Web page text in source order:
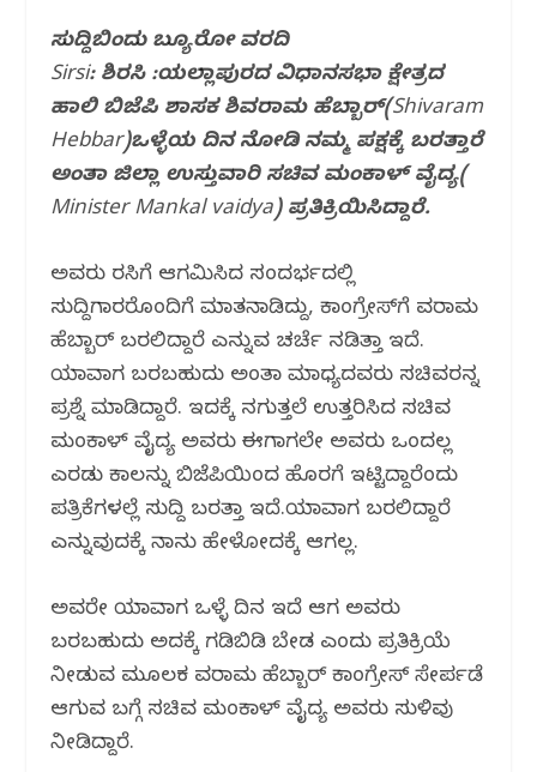
c
e
b
o
o
itt
e
r
at
s
A
p
p
e
g
ra
m
ar
e
ಸುದ್ದಿಬಿಂದು ಬ್ಯೂರೋ ವರದಿ
Sirsi: ಶಿರಸಿ :ಯಲ್ಲಾಪುರದ ವಿಧಾನಸಭಾ ಕ್ಷೇತ್ರದ
ಹಾಲಿ ಬಿಜೆಪಿ ಶಾಸಕ ಶಿವರಾಮ ಹೆಬ್ಬಾರ್(Shivaram
Hebbar)ಒಳ್ಳೆಯ ದಿನ ನೋಡಿ ನಮ್ಮ‌ ಪಕ್ಷಕ್ಕೆ ಬರತ್ತಾರೆ
ಅಂತಾ ಜಿಲ್ಲಾ ಉಸ್ತುವಾರಿ ಸಚಿವ ಮಂಕಾಳ್ ವೈದ್ಯ(
Minister Mankal vaidya) ಪ್ರತಿಕ್ರಿಯಿಸಿದ್ದಾರೆ.
ಅವರು ಶಿರಸಿಗೆ ಆಗಮಿಸಿದ ಸಂದರ್ಭದಲ್ಲಿ
ಸುದ್ದಿಗಾರರೊಂದಿಗೆ ಮಾತನಾಡಿದ್ದು, ಕಾಂಗ್ರೇಸ್‌ಗೆ ಶಿವರಾಮ
ಹೆಬ್ಬಾರ್ ಬರಲಿದ್ದಾರೆ ಎನ್ನುವ ಚರ್ಚೆ ನಡಿತ್ತಾ ಇದೆ.
ಯಾವಾಗ ಬರಬಹುದು ಅಂತಾ ಮಾಧ್ಯದವರು ಸಚಿವರನ್ನ
ಪ್ರಶ್ನೆ ಮಾಡಿದ್ದಾರೆ. ಇದಕ್ಕೆ ನಗುತ್ತಲೆ ಉತ್ತರಿಸಿದ ಸಚಿವ
ಮಂಕಾಳ್ ವೈದ್ಯ ಅವರು ಈಗಾಗಲೇ ಅವರು ಒಂದಲ್ಲ
ಎರಡು ಕಾಲನ್ನು ಬಿಜೆಪಿಯಿಂದ ಹೊರಗೆ ಇಟ್ಟಿದ್ದಾರೆಂದು
ಪತ್ರಿಕೆಗಳಲ್ಲೆ ಸುದ್ದಿ ಬರತ್ತಾ ಇದೆ.ಯಾವಾಗ ಬರಲಿದ್ದಾರೆ
ಎನ್ನುವುದಕ್ಕೆ ನಾನು ಹೇಳೋದಕ್ಕೆ ಆಗಲ್ಲ.
ಅವರೇ ಯಾವಾಗ ಒಳ್ಳೆ ದಿನ ಇದೆ ಆಗ ಅವರು
ಬರಬಹುದು ಅದಕ್ಕೆ ಗಡಿಬಿಡಿ ಬೇಡ ಎಂದು ಪ್ರತಿಕ್ರಿಯೆ
ನೀಡುವ ಮೂಲಕ ಶಿವರಾಮ ಹೆಬ್ಬಾರ್ ಕಾಂಗ್ರೇಸ್ ಸೇರ್ಪಡೆ
ಆಗುವ ಬಗ್ಗೆ ಸಚಿವ ಮಂಕಾಳ್ ವೈದ್ಯ ಅವರು ಸುಳಿವು
ನೀಡಿದ್ದಾರೆ.